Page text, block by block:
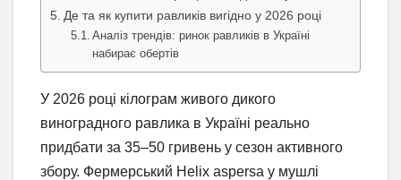
Де та як купити равликів вигідно у 2026 році
Аналіз трендів: ринок равликів в Україні
набирає обертів
У 2026 році кілограм живого дикого
виноградного равлика в Україні реально
придбати за 35–50 гривень у сезон активного
збору. Фермерський Helix aspersa у мушлі